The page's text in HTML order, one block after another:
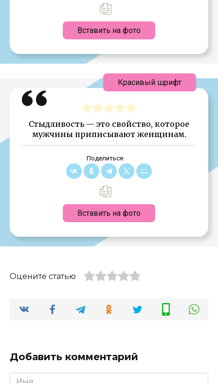
Вставить на фото
Стыдливость — это свойство, которое
мужчины приписывают женщинам.
Поделиться:
Вставить на фото
Красивый шрифт
Оцените статью
Добавить комментарий
Имя